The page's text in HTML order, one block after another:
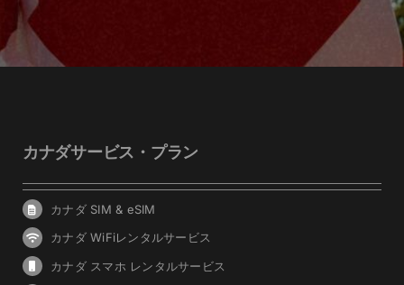
カナダサービス・プラン
カナダ SIM & eSIM
カナダ WiFiレンタルサービス
カナダ スマホ レンタルサービス